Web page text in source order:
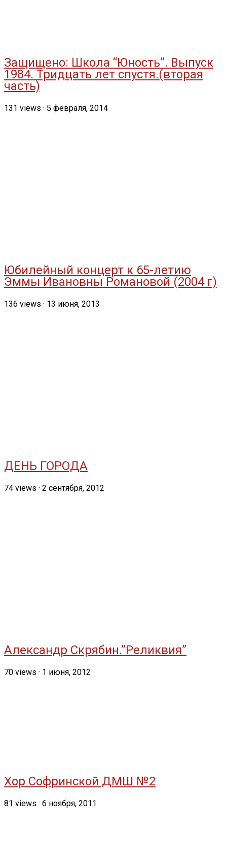
Защищено: Школа “Юность”. Выпуск
1984. Тридцать лет спустя.(вторая
часть)
131 views · 5 февраля, 2014
Юбилейный концерт к 65-летию
Эммы Ивановны Романовой (2004 г)
136 views · 13 июня, 2013
ДЕНЬ ГОРОДА
74 views · 2 сентября, 2012
Александр Скрябин.”Реликвия”
70 views · 1 июня, 2012
Хор Софринской ДМШ №2
81 views · 6 ноября, 2011